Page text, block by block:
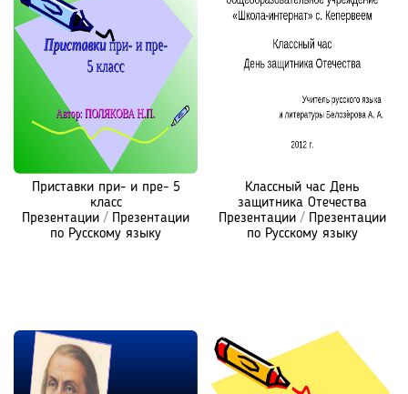
Приставки при- и пре- 5
класс
Презентации / Презентации
по Русскому языку
Классный час День
защитника Отечества
Презентации / Презентации
по Русскому языку